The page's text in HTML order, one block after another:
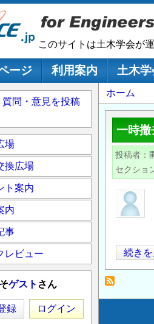
このサイトは土木学会が
ゲーション
ージ 利用案内 土木
パ
ン
く
ず
ホーム
一時撤
投稿者
セクショ
一
時
去、
続きを
質問・意見を投稿
場
換広場
ト案内
内
事
レビュー
ゲスト さん
録 ログイン